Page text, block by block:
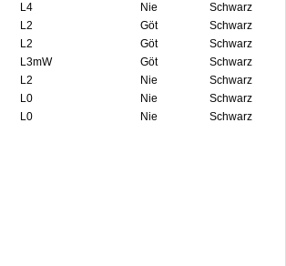
L4 Nie
Schwarz
L2 Göt
Schwarz
L2 Göt
Schwarz
L3mW Göt
Schwarz
L2 Nie
Schwarz
L0 Nie
Schwarz
L0 Nie Schwarz